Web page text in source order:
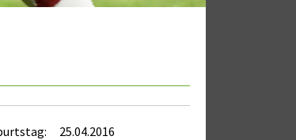
25.04.2016